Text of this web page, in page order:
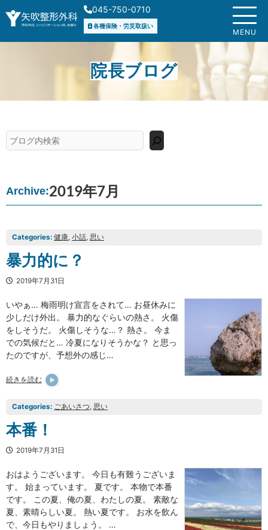
容
ス
045-750-0710
各種保険・労災取扱い
MENU
院長ブログ
検
索
Archive:2019年7月
Categories: 健康, 小話, 思い
暴力的に？
2019年7月31日
いやぁ… 梅雨明け宣言をされて… お昼休みに
少しだけ外出。 暴力的なぐらいの熱さ。 火傷
をしそうだ。 火傷しそうな…？ 熱さ。 今ま
での気候だと… 冷夏になりそうかな？ と思っ
たのですが、予想外の感じ…
続きを読む
Categories: ごあいさつ, 思い
本番！
2019年7月31日
おはようございます。 今日も有難うございま
す。 始まっています。 夏です。 本物で本番
です。 この夏、俺の夏、わたしの夏。 素敵な
夏、素晴らしい夏。 熱い夏です。 お水を飲ん
で、今日もやりましょう。 …